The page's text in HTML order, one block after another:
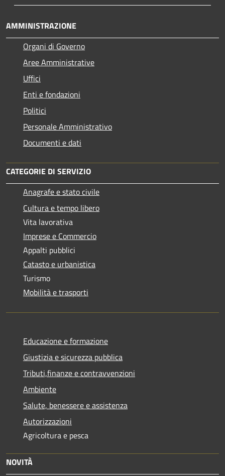
AMMINISTRAZIONE
Organi di Governo
Aree Amministrative
Uffici
Enti e fondazioni
Politici
Personale Amministrativo
Documenti e dati
CATEGORIE DI SERVIZIO
Anagrafe e stato civile
Cultura e tempo libero
Vita lavorativa
Imprese e Commercio
Appalti pubblici
Catasto e urbanistica
Turismo
Mobilità e trasporti
Educazione e formazione
Giustizia e sicurezza pubblica
Tributi,finanze e contravvenzioni
Ambiente
Salute, benessere e assistenza
Autorizzazioni
Agricoltura e pesca
NOVITÀ